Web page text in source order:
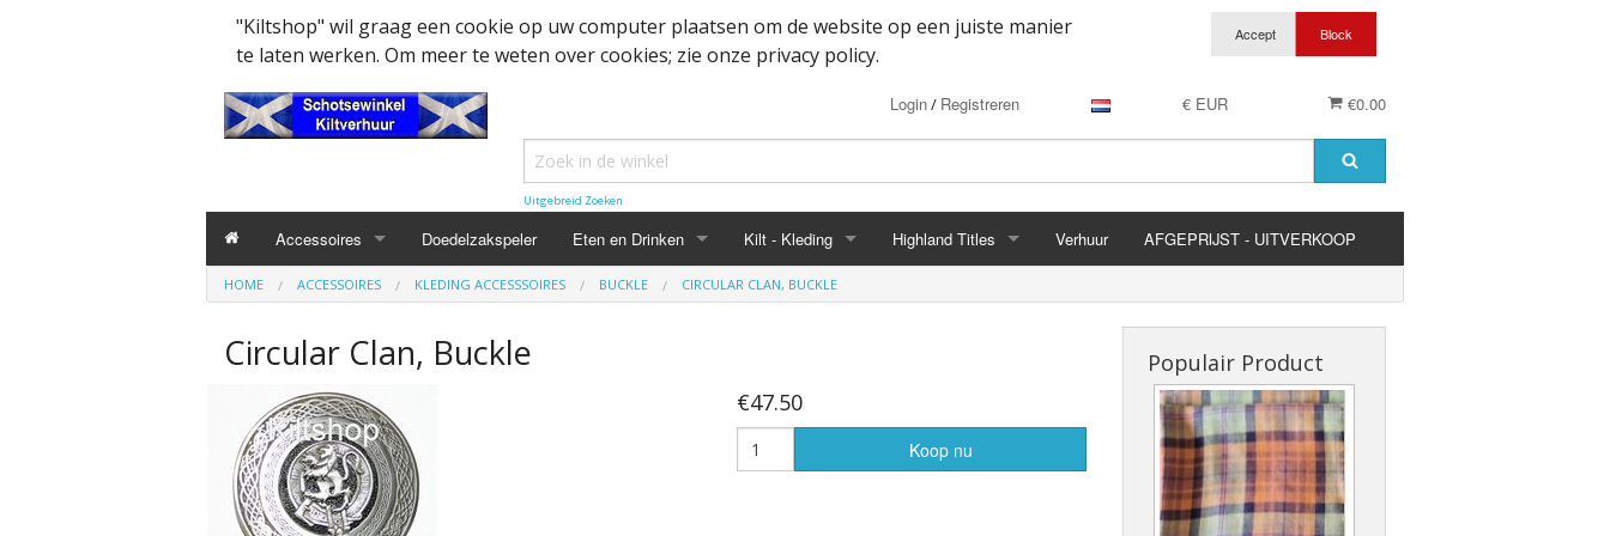
"Kiltshop" wil graag een cookie op uw computer plaatsen om de website op een juiste manier
te laten werken. Om meer te weten over cookies; zie onze privacy policy.
€0.00
€ EUR
Login/ Registreren
Uitgebreid Zoeken
Accessoires
Kleding accesssoiresBelt
MacPowder accessoires
Collector items en CuriosaCap Badges Oud
Decoratie
Doedelzak - Piper - muziek benodigdheden
Mondkapjes
Doedelzakspeler Eten en Drinken
Haggis
Kilt - Kleding
Belted kilt - Great kilt
Cape
Dutch Friendship Tartan producten
Highland Titles Verhuur AFGEPRIJST - UITVERKOOP
HOME ACCESSOIRES KLEDING ACCESSSOIRES BUCKLE CIRCULAR CLAN, BUCKLE
Circular Clan, Buckle
€47.50
Koop nu
Populair Product